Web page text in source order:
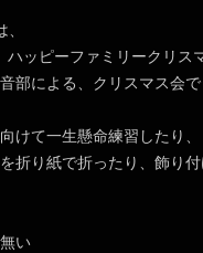
ッピーファミリークリス
部による、クリスマス会で
けて一生懸命練習したり、
折り紙で折ったり、飾り付
い